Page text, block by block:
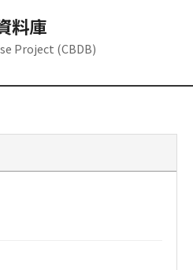
料庫
Project (CBDB)